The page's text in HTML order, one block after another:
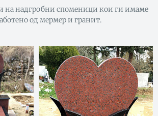
на надгробни споменици кои ги имаме
од мермер и гранит.